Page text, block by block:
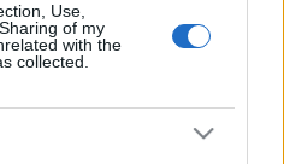
Use,
of my
with the
collected.egy unalmas